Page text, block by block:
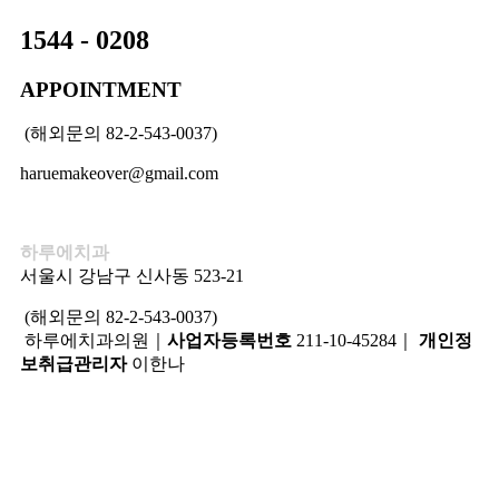
하루에치과
서울시 강남구 신사동 523-21
(해외문의 82-2-543-0037)
하루에치과의원｜ 사업자등록번호 211-10-45284｜ 개인정
보취급관리자이한나
1544 - 0208
APPOINTMENT
(해외문의 82-2-543-0037)
haruemakeover@gmail.com